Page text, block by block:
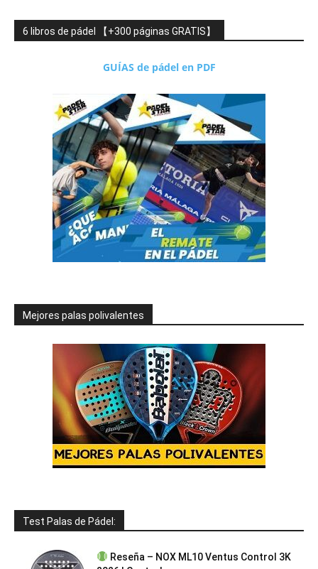
6 libros de pádel 【+300 páginas GRATIS】
GUÍAS de pádel en PDF
Mejores palas polivalentes
Test Palas de Pádel:
Reseña – NOX ML10 Ventus Control 3K